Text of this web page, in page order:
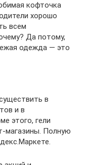
кофточка
хорошо
всем
Да потому,
одежда — это
в
и в
этого, гели
магазины. Полную